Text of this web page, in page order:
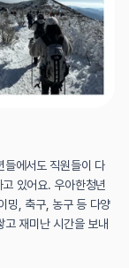
들에서도 직원들이 다
있어요. 우아한청년
밍, 축구, 농구 등 다양
재미난 시간을 보내